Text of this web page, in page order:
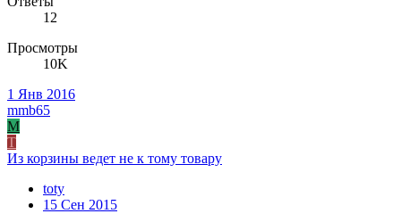
12
Просмотры
10K
1 Янв 2016
mmb65
M
T
Из корзины ведет не к тому товару
toty
15 Сен 2015